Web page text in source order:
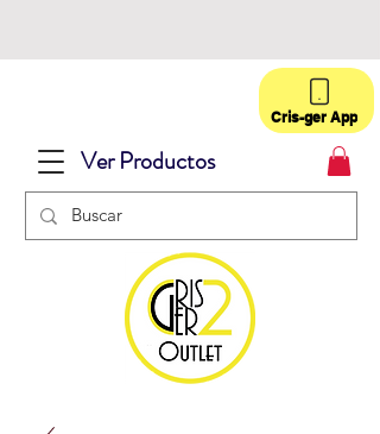
Ver Productos
Cris-ger App